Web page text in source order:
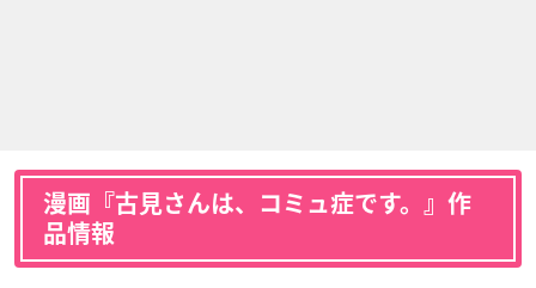
漫画『古見さんは、コミュ症です。』作
品情報